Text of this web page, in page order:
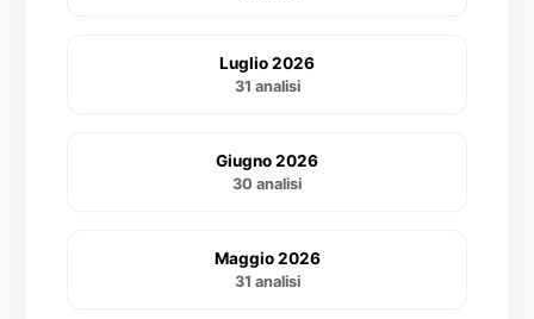
Luglio 2026
31 analisi
Giugno 2026
30 analisi
Maggio 2026
31 analisi